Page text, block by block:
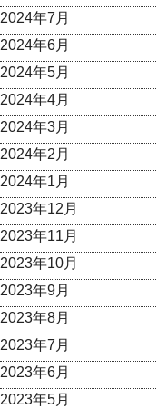
2024年7月
2024年6月
2024年5月
2024年4月
2024年3月
2024年2月
2024年1月
2023年12月
2023年11月
2023年10月
2023年9月
2023年8月
2023年7月
2023年6月
2023年5月